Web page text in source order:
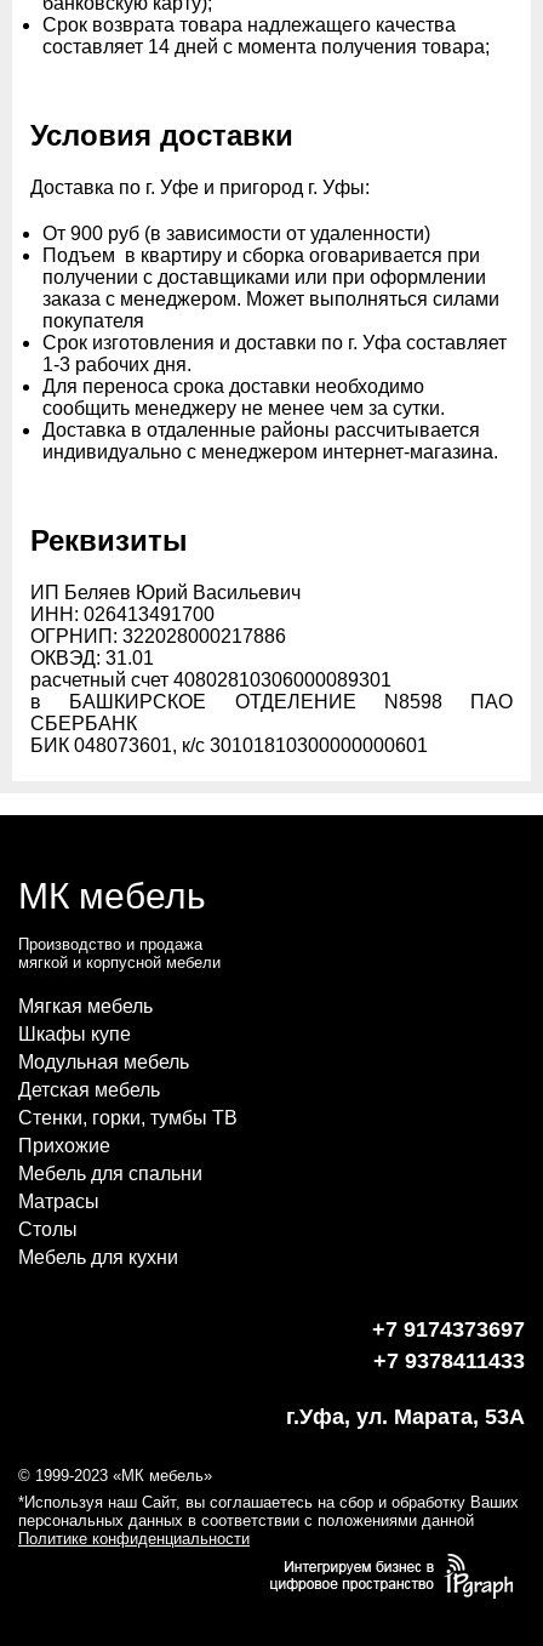
Срок возврата товара надлежащего качества
составляет 14 дней с момента получения товара;
Условия доставки
Доставка по г. Уфе и пригород г. Уфы:
От 900 руб (в зависимости от удаленности)
Подъем в квартиру и сборка оговаривается при
получении с доставщиками или при оформлении
заказа с менеджером. Может выполняться силами
покупателя
Срок изготовления и доставки по г. Уфа составляет
1-3 рабочих дня.
Для переноса срока доставки необходимо
сообщить менеджеру не менее чем за сутки.
Доставка в отдаленные районы рассчитывается
индивидуально с менеджером интернет-магазина.
Реквизиты
ИП Беляев Юрий Васильевич
ИНН: 026413491700
ОГРНИП: 322028000217886
ОКВЭД: 31.01
расчетный счет 40802810306000089301
в БАШКИРСКОЕ ОТДЕЛЕНИЕ N8598 ПАО
СБЕРБАНК
БИК 048073601, к/с 30101810300000000601
МК мебель
Производство и продажа
мягкой и корпусной мебели
Мягкая мебель
Шкафы купе
Модульная мебель
Детская мебель
Стенки, горки, тумбы ТВ
Прихожие
Мебель для спальни
Матрасы
Столы
Мебель для кухни
+7 9174373697
+7 9378411433
г.Уфа, ул. Марата, 53А
© 1999-2023 «МК мебель»
*Используя наш Сайт, вы соглашаетесь на сбор и обработку Ваших
персональных данных в соответствии с положениями данной
Политике конфиденциальности